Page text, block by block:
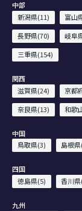
中部
新潟県(11)
富山
長野県(70)
岐阜
三重県(154)
関西
滋賀県(24)
京都
奈良県(13)
和歌
中国
鳥取県(3)
島根
四国
徳島県(5)
香川
九州